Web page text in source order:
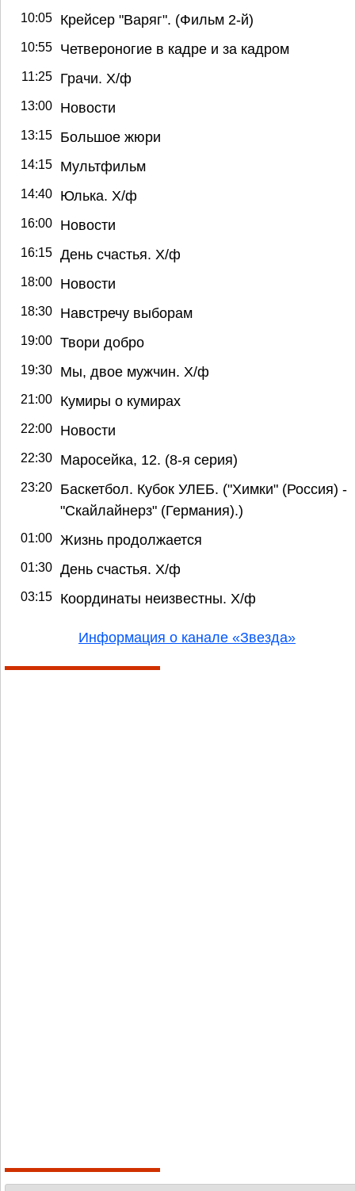
10:05 Крейсер "Варяг". (Фильм 2-й)
10:55 Четвероногие в кадре и за кадром
11:25 Грачи. Х/ф
13:00 Новости
13:15 Большое жюри
14:15 Мультфильм
14:40 Юлька. Х/ф
16:00 Новости
16:15 День счастья. Х/ф
18:00 Новости
18:30 Навстречу выборам
19:00 Твори добро
19:30 Мы, двое мужчин. Х/ф
21:00 Кумиры о кумирах
22:00 Новости
22:30 Маросейка, 12. (8-я серия)
23:20
Баскетбол. Кубок УЛЕБ. ("Химки" (Россия) -
"Скайлайнерз" (Германия).)
01:00 Жизнь продолжается
01:30 День счастья. Х/ф
03:15 Координаты неизвестны. Х/ф
Информация о канале «Звезда»